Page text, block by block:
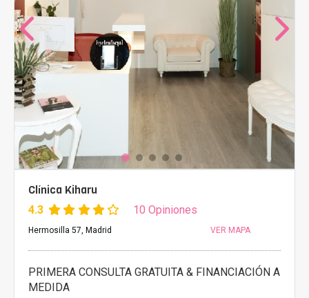
Clínica Kiharu
4.3 10 Opiniones
Hermosilla 57, Madrid VER MAPA
PRIMERA CONSULTA GRATUITA & FINANCIACIÓN A
MEDIDA